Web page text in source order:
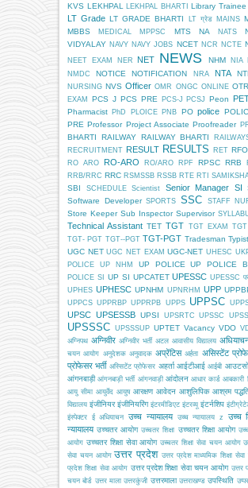
KVS LEKHPAL LEKHPAL BHARTI Library Trainee
LT Grade LT GRADE BHARTI LT ग्रेड MAINS
MBBS
MEDICAL MPPSC MTS NA NATS
VIDYALAY NAVY NAVY JOBS NCET NCR NCTE
NEET EXAM NER NET NEWS NHM NIA
NMDC
NOTICE NOTIFICATION NRA NTA
NURSING NVS Officer OMR ONGC ONLINE OTR
EXAM
PCS J PCS PRE PCS-J PCSJ Peon
Pharmacist PhD PLOICE PNB PO police
PRE Professor Project Associate Proofreader
BHARTI
RAILWAY RAILWAY BHARTI
RECRUITMENT RESULT RESULTS RET RFO
RO ARO RO-ARO RO/ARO RPF RPSC RRB
RRB/RRC RRC RSMSSB RSSB RTE RTI
SBI SCHEDULE Scientist Senior Manager SI
Software Developer SPORTS SSC STAFF
Store Keeper Sub Inspector Supervisor
Technical Assistant TET TGT TGT EXAM
TGT- PGT TGT--PGT TGT-PGT Tradesman Typist
UGC NET UGC NET EXAM UGC-NET UHESC
POLICE
UP NHM UP POLICE UP POLICE
POLICE SI
UP SI UPCATET UPESSC UPESSC
UPHES UPHESC UPNHM UPNRHM UPP
UPPCS UPPRBP UPPRPB UPPS UPPSC
UPSC UPSESSB UPSI UPSRTC UPSSC
UPSSSC UPSSSUP UPTET Vacancy VDO
अग्निपथ अग्निवीर अग्निवीर भर्ती अटल आवासीय विद्यालय
चयन आयोग अनुदेशक अनुवादक अप्रेंटिस अर्हता असिस्टेंट
प्रोफेसर भर्ती अस्सिटेंट प्रोफेसर अहर्ता आईटीआई आईबी
आंगनबाड़ी आंगनबाड़ी भर्ती आंगनवाड़ी आंदोलन आधार कार्ड आबकारी
आयु सीमा आयुर्वेद आयुष आरक्षण आवेदन आशुलिपिक आश्रम
विद्यालय इंजीनियर इंजीनियरिंग इंटरमीडिएट इंटरव्यू इंटर्नशिप
इंस्पेक्टर ई अधियाचन उच्च न्यायालय उच्च न्यायालय z उच्च
न्यायालय उच्चतर आयोग उच्चतर शिक्षा उच्चतर शिक्षा आयोग
आयोग उच्चतर शिक्षा सेवा आयोग उच्चतर शिक्षा सेवा चयन आयोग
सेवा चयन आयोग उत्तर प्रदेश उत्तर प्रदेश माध्यमिक शिक्षा सेवा
प्रदेश शिक्षा सेवा आयोग उत्तर प्रदेश शिक्षा सेवा चयन आयोग उत्तर
चयन बोर्ड उत्तर माला उत्तरकुंजी उत्तरमाला उत्तराखण्ड उपस्थिति